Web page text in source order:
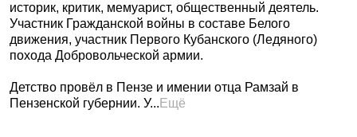
историк, критик, мемуарист, общественный деятель.
Участник Гражданской войны в составе Белого
движения, участник Первого Кубанского (Ледяного)
похода Добровольческой армии.
Детство провёл в Пензе и имении отца Рамзай в
Пензенской губернии. У... Ещё